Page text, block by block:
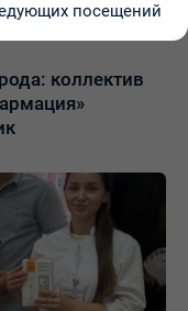
коллектив
посещений